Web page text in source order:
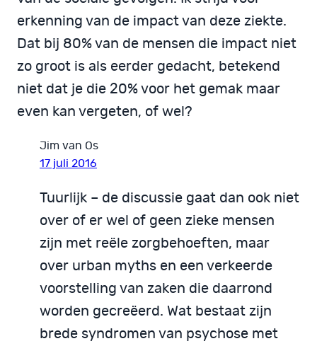
erkenning van de impact van deze ziekte.
Dat bij 80% van de mensen die impact niet
zo groot is als eerder gedacht, betekend
niet dat je die 20% voor het gemak maar
even kan vergeten, of wel?
Jim van Os
17 juli 2016
Tuurlijk – de discussie gaat dan ook niet
over of er wel of geen zieke mensen
zijn met reële zorgbehoeften, maar
over urban myths en een verkeerde
voorstelling van zaken die daarrond
worden gecreëerd. Wat bestaat zijn
brede syndromen van psychose met